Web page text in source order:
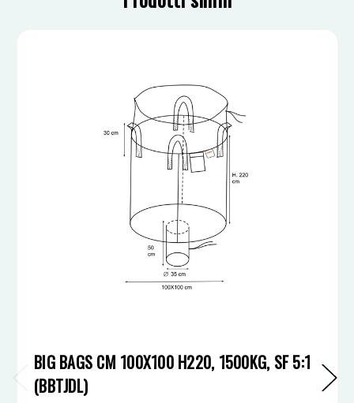
BIG BAGS CM 100X100 H220, 1500KG, SF 5:1
(BBTJDL)